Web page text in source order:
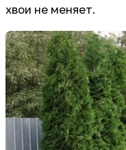
хвои не меняет.